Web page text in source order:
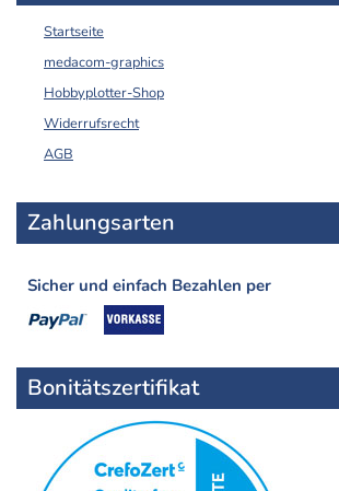
Startseite
medacom-graphics
Hobbyplotter-Shop
Widerrufsrecht
AGB
Zahlungsarten
Sicher und einfach Bezahlen per
Bonitätszertifikat